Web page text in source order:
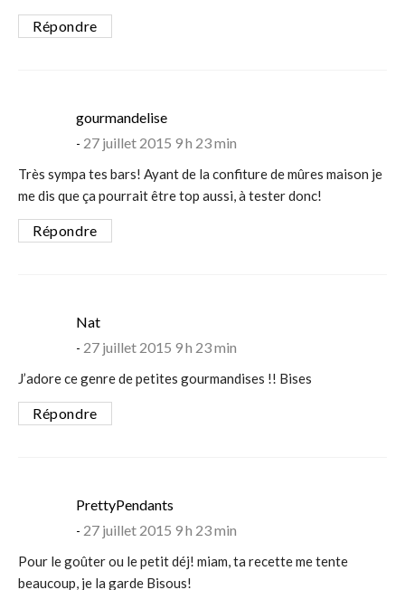
Répondre
gourmandelisesays:
27 juillet 2015 9 h 23 min
Très sympa tes bars! Ayant de la confiture de mûres maison je
me dis que ça pourrait être top aussi, à tester donc!
Répondre
Natsays:
27 juillet 2015 9 h 23 min
J’adore ce genre de petites gourmandises !! Bises
Répondre
PrettyPendants
27 juillet 2015 9 h 23 min
Pour le goûter ou le petit déj! miam, ta recette me tente
beaucoup, je la garde Bisous!